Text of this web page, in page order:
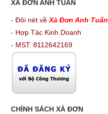
XÀ ĐƠN ANH TUẤN
- Đôi nét về Xà Đơn Anh Tuấn
- Hợp Tác Kinh Doanh
- MST: 8112642169
CHÍNH SÁCH XÀ ĐƠN